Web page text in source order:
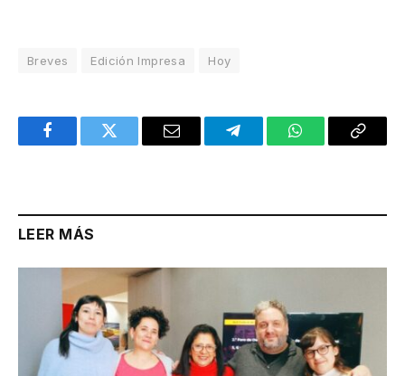
Breves Edición Impresa Hoy
FacebookTwitter Email TelegramWhatsAppCopy
LEER MÁS